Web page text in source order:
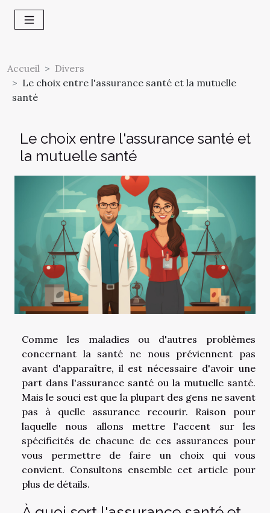
Accueil
Divers
Le choix entre l'assurance santé et la mutuelle
santé
Le choix entre l'assurance santé et
la mutuelle santé
Comme les maladies ou d'autres problèmes
concernant la santé ne nous préviennent pas
avant d'apparaître, il est nécessaire d'avoir une
part dans l'assurance santé ou la mutuelle santé.
Mais le souci est que la plupart des gens ne savent
pas à quelle assurance recourir. Raison pour
laquelle nous allons mettre l'accent sur les
spécificités de chacune de ces assurances pour
vous permettre de faire un choix qui vous
convient. Consultons ensemble cet article pour
plus de détails.